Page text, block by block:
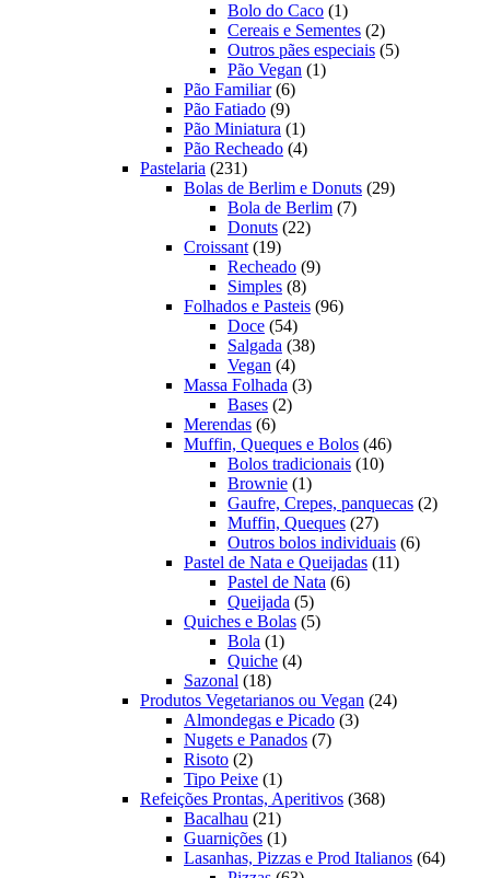
produtos
Bolo do Caco 11
produto
Cereais e Sementes 22
produtos
Outros pães especiais 55
Pão Vegan 11
Pão Familiar 66
produtos
Pão Fatiado 99
produtos
Pão Miniatura 11
produto
Pão Recheado 44
Pastelaria 231231
produtos
Bolas de Berlim e Donuts 2929
Bola de Berlim 77
Donuts 2222
Croissant 1919
produtos
Recheado 99
Simples 88
produtos
Folhados e Pasteis 9696
Doce 5454
produtos
Salgada 3838
Vegan 44
produtos
Massa Folhada 33
Bases 22
Merendas 66
produtos
Muffin, Queques e Bolos 4646
Bolos tradicionais 1010
Brownie 11
produto
Gaufre, Crepes, panquecas 22
Muffin, Queques 2727
produtos
Outros bolos individuais 66
Pastel de Nata e Queijadas 1111
Pastel de Nata 66
Queijada 55
produtos
Quiches e Bolas 55
Bola 11
produto
Quiche 44
Sazonal 1818
produtos
Produtos Vegetarianos ou Vegan 2424
Almondegas e Picado 33
Nugets e Panados 77
Risoto 22
produtos
Tipo Peixe 11
produto
Refeições Prontas, Aperitivos 368368
Bacalhau 2121
produtos
Guarnições 11
produto
Lasanhas, Pizzas e Prod Italianos 6464